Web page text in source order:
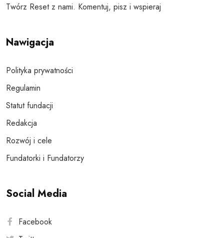
Twórz Reset z nami. Komentuj, pisz i wspieraj
Nawigacja
Polityka prywatności
Regulamin
Statut fundacji
Redakcja
Rozwój i cele
Fundatorki i Fundatorzy
Social Media
Facebook